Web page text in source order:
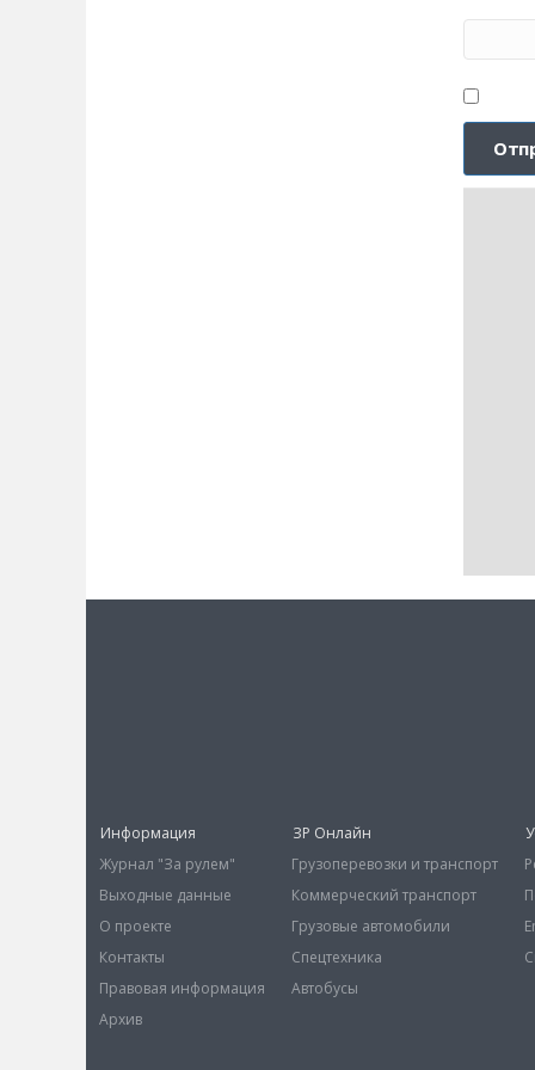
Информация
Журнал "За рулем"
Выходные данные
О проекте
Контакты
Правовая информация
Архив
ЗР Онлайн
Грузоперевозки и транспорт
Коммерческий транспорт
Грузовые автомобили
Спецтехника
Автобусы